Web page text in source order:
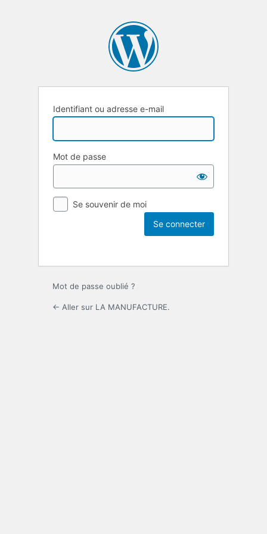
Identifiant ou adresse e-mail
Mot de passe
Se souvenir de moi
Mot de passe oublié ?
← Aller sur LA MANUFACTURE.